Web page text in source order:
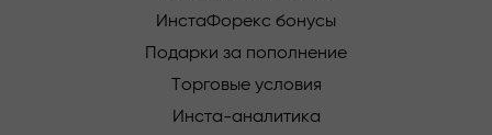
ИнстаФорекс бонусы
Подарки за пополнение
Торговые условия
Инста-аналитика